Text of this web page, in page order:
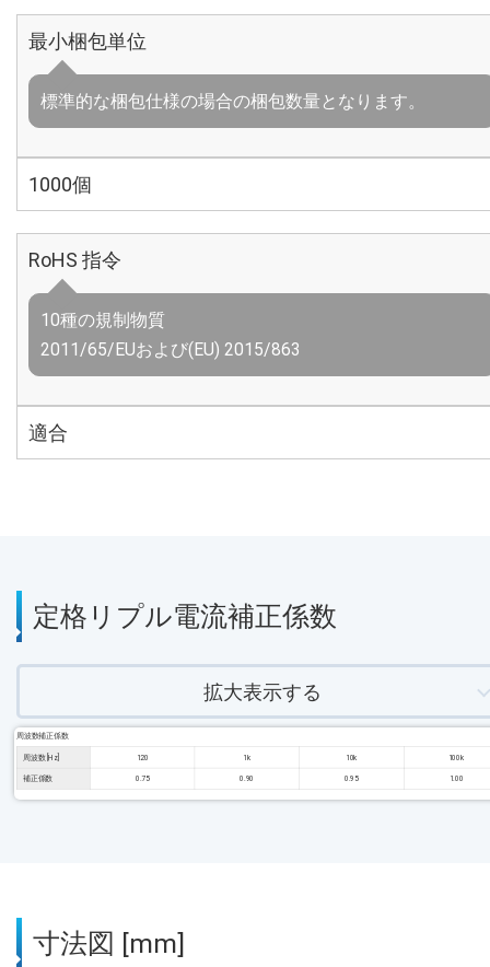
最小梱包単位
標準的な梱包仕様の場合の梱包数量となります。
1000個
RoHS 指令
10種の規制物質
2011/65/EUおよび(EU) 2015/863
適合
定格リプル電流補正係数
拡大表示する
周波数補正係数
周波数 [Hz] 120 1k 10k 100k
補正係数 0.75 0.90 0.95 1.00
寸法図 [mm]